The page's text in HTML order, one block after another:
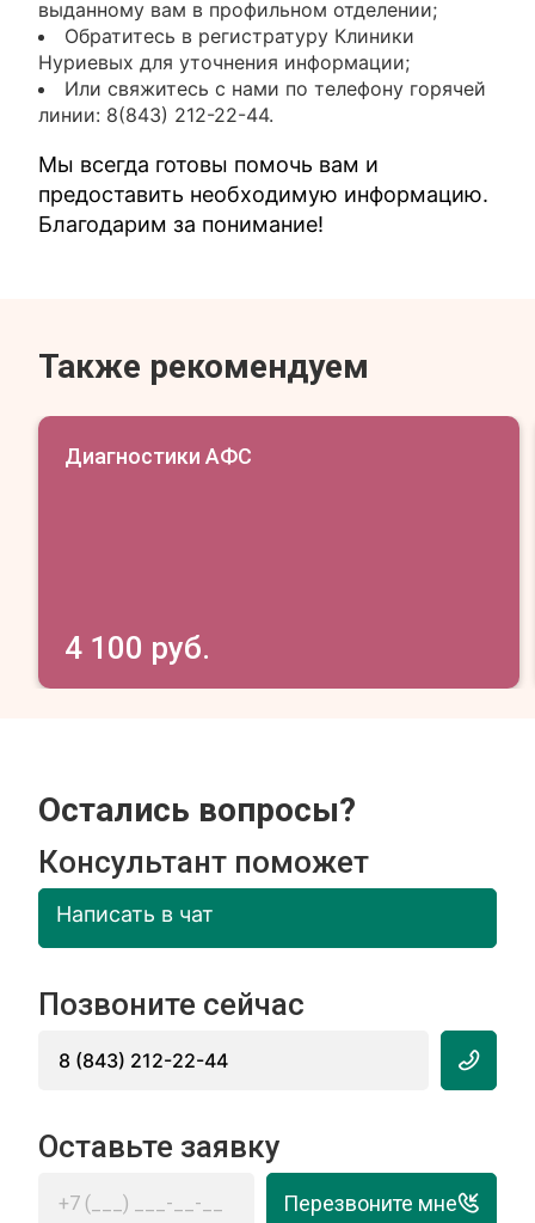
выданному вам в профильном отделении;
Обратитесь в регистратуру Клиники
Нуриевых для уточнения информации;
Или свяжитесь с нами по телефону горячей
линии: 8(843) 212-22-44.
Мы всегда готовы помочь вам и
предоставить необходимую информацию.
Благодарим за понимание!
Также рекомендуем
Диагностики АФС
4 100 руб.
Остались вопросы?
Консультант поможет
Написать в чат
Позвоните сейчас
8 (843) 212-22-44
Оставьте заявку
Перезвоните мне